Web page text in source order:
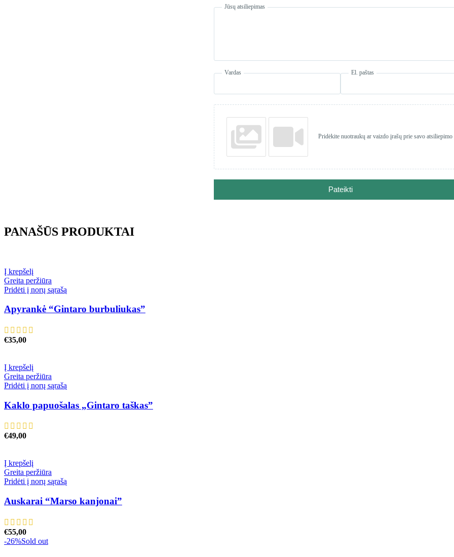
Jūsų atsiliepimas
Vardas El. paštas
Pridėkite nuotraukų ar vaizdo įrašų prie savo atsiliepimo
Pateikti
PANAŠŪS PRODUKTAI
Į krepšelį
Greita peržiūra
Pridėti į norų sąrašą
Apyrankė “Gintaro burbuliukas”
€35,00
Į krepšelį
Greita peržiūra
Pridėti į norų sąrašą
Kaklo papuošalas „Gintaro taškas”
€49,00
Į krepšelį
Greita peržiūra
Pridėti į norų sąrašą
Auskarai “Marso kanjonai”
€55,00
-26%Sold out